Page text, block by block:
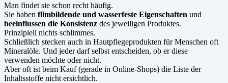
Man findet sie schon recht häufig.
Sie haben filmbildende und wasserfeste Eigenschaften und
beeinflussen die Konsistenz des jeweiligen Produktes.
Prinzipiell nichts schlimmes.
Schließlich stecken auch in Hautpflegeprodukten für Menschen oft
Mineralöle. Und jeder darf selbst entscheiden, ob er diese
verwenden möchte oder nicht.
Aber oft ist beim Kauf (gerade in Online-Shops) die Liste der
Inhaltsstoffe nicht ersichtlich.